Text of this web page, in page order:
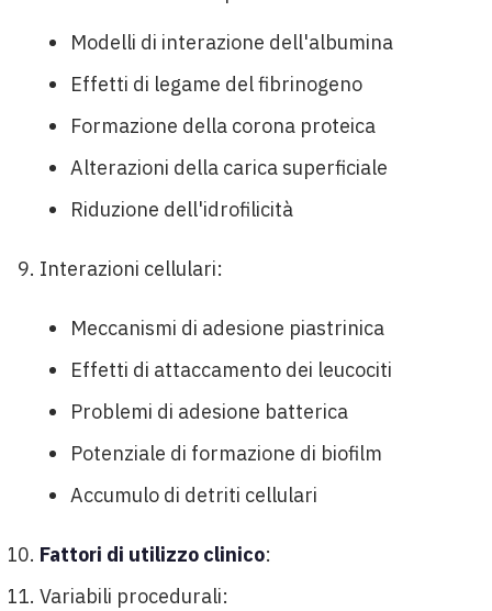
Modelli di interazione dell'albumina
Effetti di legame del fibrinogeno
Formazione della corona proteica
Alterazioni della carica superficiale
Riduzione dell'idrofilicità
Interazioni cellulari:
Meccanismi di adesione piastrinica
Effetti di attaccamento dei leucociti
Problemi di adesione batterica
Potenziale di formazione di biofilm
Accumulo di detriti cellulari
Fattori di utilizzo clinico:
Variabili procedurali: